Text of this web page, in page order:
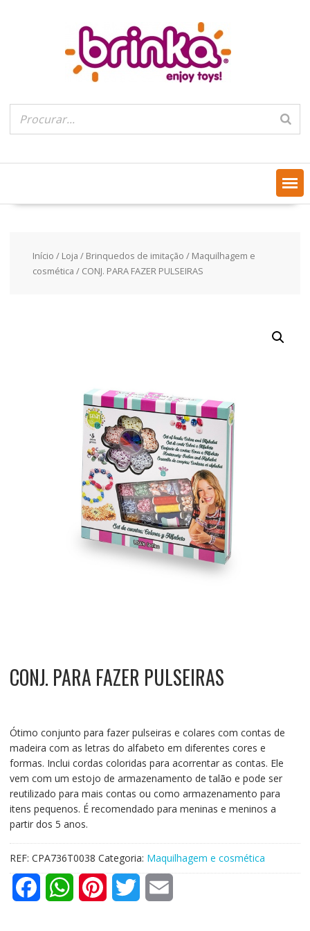
Início / Loja / Brinquedos de imitação / Maquilhagem e
cosmética / CONJ. PARA FAZER PULSEIRAS
CONJ. PARA FAZER PULSEIRAS
Ótimo conjunto para fazer pulseiras e colares com contas de
madeira com as letras do alfabeto em diferentes cores e
formas. Inclui cordas coloridas para acorrentar as contas. Ele
vem com um estojo de armazenamento de talão e pode ser
reutilizado para mais contas ou como armazenamento para
itens pequenos. É recomendado para meninas e meninos a
partir dos 5 anos.
REF: CPA736T0038 Categoria: Maquilhagem e cosmética
W